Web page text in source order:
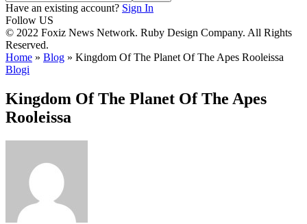
Have an existing account? Sign In
Follow US
© 2022 Foxiz News Network. Ruby Design Company. All Rights
Reserved.
Home » Blog » Kingdom Of The Planet Of The Apes Rooleissa
Blogi
Kingdom Of The Planet Of The Apes
Rooleissa